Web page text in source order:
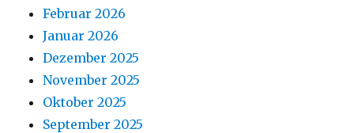
Februar 2026
Januar 2026
Dezember 2025
November 2025
Oktober 2025
September 2025